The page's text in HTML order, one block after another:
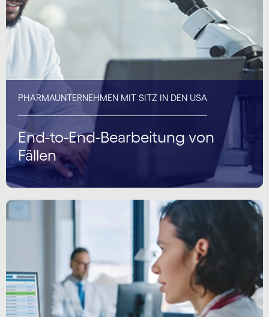
PHARMAUNTERNEHMEN MIT SITZ IN DEN USA
End-to-End-Bearbeitung von
Fällen